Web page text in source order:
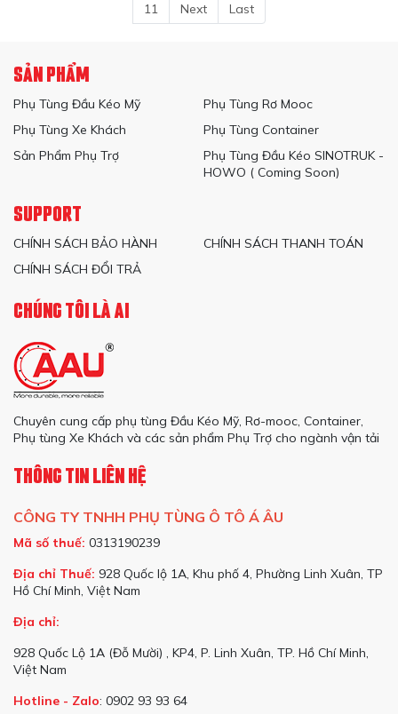
11
Next Last
SẢN PHẨM
Phụ Tùng Đầu Kéo Mỹ
Phụ Tùng Rơ Mooc
Phụ Tùng Xe Khách
Phụ Tùng Container
Sản Phẩm Phụ Trợ
Phụ Tùng Đầu Kéo SINOTRUK -
HOWO ( Coming Soon)
SUPPORT
CHÍNH SÁCH BẢO HÀNH
CHÍNH SÁCH THANH TOÁN
CHÍNH SÁCH ĐỔI TRẢ
CHÚNG TÔI LÀ AI
Chuyên cung cấp phụ tùng Đầu Kéo Mỹ, Rơ-mooc, Container,
Phụ tùng Xe Khách và các sản phẩm Phụ Trợ cho ngành vận tải
THÔNG TIN LIÊN HỆ
CÔNG TY TNHH PHỤ TÙNG Ô TÔ Á ÂU
Mã số thuế: 0313190239
Địa chỉ Thuế: 928 Quốc lộ 1A, Khu phố 4, Phường Linh Xuân, TP
Hồ Chí Minh, Việt Nam
Địa chỉ:
928 Quốc Lộ 1A (Đỗ Mười) , KP4, P. Linh Xuân, TP. Hồ Chí Minh,
Việt Nam
Hotline - Zalo: 0902 93 93 64